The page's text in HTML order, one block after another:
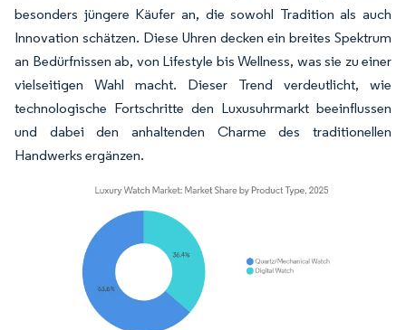
besonders jüngere Käufer an, die sowohl Tradition als auch
Innovation schätzen. Diese Uhren decken ein breites Spektrum
an Bedürfnissen ab, von Lifestyle bis Wellness, was sie zu einer
vielseitigen Wahl macht. Dieser Trend verdeutlicht, wie
technologische Fortschritte den Luxusuhrmarkt beeinflussen
und dabei den anhaltenden Charme des traditionellen
Handwerks ergänzen.